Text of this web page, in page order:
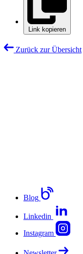
Link kopieren
Zurück zur Übersicht
Blog
Linkedin
Instagram